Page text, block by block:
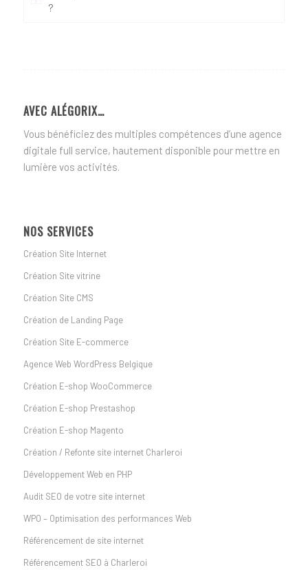
?
AVEC ALÉGORIX…
Vous bénéficiez des multiples compétences d’une agence
digitale full service, hautement disponible pour mettre en
lumière vos activités.
NOS SERVICES
Création Site Internet
Création Site vitrine
Création Site CMS
Création de Landing Page
Création Site E-commerce
Agence Web WordPress Belgique
Création E-shop WooCommerce
Création E-shop Prestashop
Création E-shop Magento
Création / Refonte site internet Charleroi
Développement Web en PHP
Audit SEO de votre site internet
WPO – Optimisation des performances Web
Référencement de site internet
Référencement SEO à Charleroi